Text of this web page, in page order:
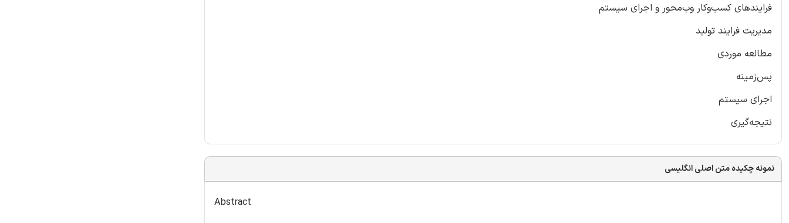
فرایندهای کسب‌وکار وب‌محور و اجرای سیستم
مدیریت فرایند تولید
مطالعه موردی
پس‌زمینه
اجرای سیستم
نتیجه‌گیری
نمونه چکیده متن اصلی انگلیسی
Abstract